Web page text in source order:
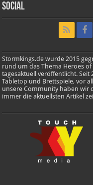
Social
Stormkings.de wurde 2015
rund um das Thema Heroes
tagesaktuell veröffentlicht. Seit
Tabletop und Brettspiele, vor
unsere Community haben wir
immer die aktuellsten Artikel